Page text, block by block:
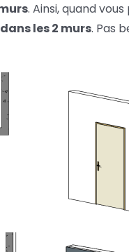
. Ainsi, quand
les 2 murs. Pas